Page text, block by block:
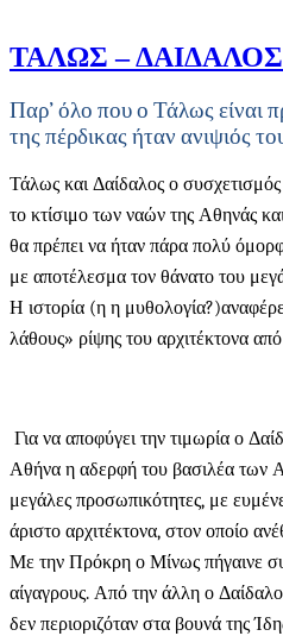
ΤΑΛΩΣ –
Παρ’ όλο που ο Τάλως είναι
της πέρδικας ήταν ανιψιός
Τάλως και Δαίδαλος ο
το κτίσιμο των ναών της Αθηνάς
θα πρέπει να ήταν πάρα πολύ
με αποτέλεσμα τον θάνατο του
Η ιστορία (η η
λάθους» ρίψης του αρχιτέκτονα
Για να αποφύγει την τιμωρία ο
Αθήνα η αδερφή του βασιλέα των
μεγάλες προσωπικότητες, με
άριστο αρχιτέκτονα, στον οποίο
Με την Πρόκρη ο Μίνως πήγαινε
αίγαγρους. Από την άλλη ο
δεν περιοριζόταν στα βουνά της